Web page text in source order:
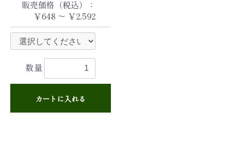
販売価格（税込）：
￥648 ～ ￥2,592
数量
カートに入れる